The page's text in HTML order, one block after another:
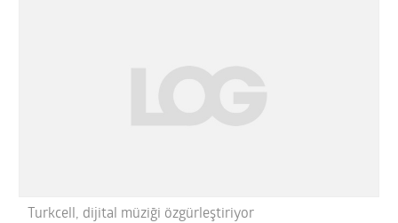
Turkcell, dijital müziği özgürleştiriyor